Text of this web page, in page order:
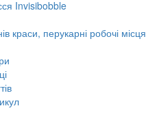
Invisibobble
краси, перукарні робочі місця